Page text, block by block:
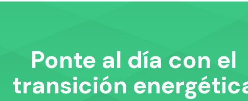
Ponte al día con el
transición